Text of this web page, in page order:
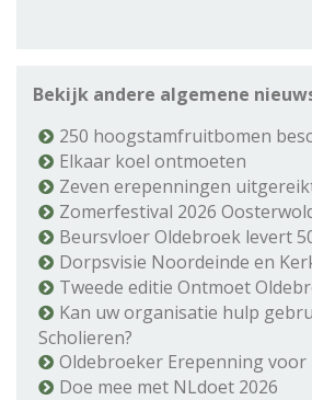
Bekijk andere algemene
250 hoogstamfruitbomen
Elkaar koel ontmoeten
Zeven erepenningen
Zomerfestival 2026
Beursvloer Oldebroek levert
Dorpsvisie Noordeinde en
Tweede editie Ontmoet
Kan uw organisatie hulp
Scholieren?
Oldebroeker Erepenning voor
Doe mee met NLdoet 2026